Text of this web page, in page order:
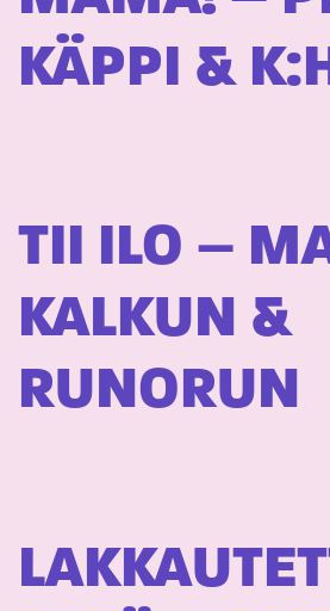
KÄPPI &
TII ILO –
KALKUN &
RUNORUN